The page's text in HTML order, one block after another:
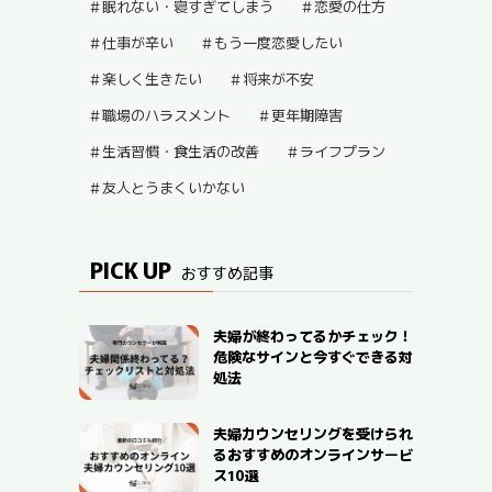
眠れない・寝すぎてしまう
恋愛の仕方
仕事が辛い
もう一度恋愛したい
楽しく生きたい
将来が不安
職場のハラスメント
更年期障害
生活習慣・食生活の改善
ライフプラン
友人とうまくいかない
PICK UP おすすめ記事
夫婦が終わってるかチェック！
危険なサインと今すぐできる対
処法
夫婦カウンセリングを受けられ
るおすすめのオンラインサービ
ス10選